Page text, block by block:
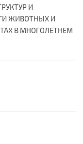
И
ЖИВОТНЫХ И
В МНОГОЛЕТНЕМ